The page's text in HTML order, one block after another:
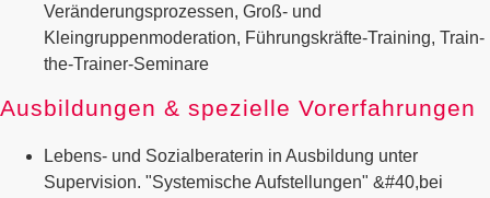
Veränderungsprozessen, Groß- und
Kleingruppenmoderation, Führungskräfte-Training, Train-
the-Trainer-Seminare
Ausbildungen & spezielle Vorerfahrungen
Lebens- und Sozialberaterin in Ausbildung unter
Supervision. "Systemische Aufstellungen" &#40,bei